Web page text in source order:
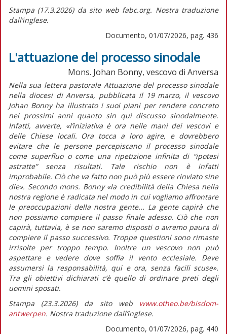
Stampa (17.3.2026) da sito web fabc.org. Nostra traduzione
dall’inglese.
Documento, 01/07/2026, pag. 436
L'attuazione del processo sinodale
Mons. Johan Bonny, vescovo di Anversa
Nella sua lettera pastoraleAttuazione del processo sinodale
nella diocesi di Anversa, pubblicata il 19 marzo, il vescovo
Johan Bonny ha illustrato i suoi piani per rendere concreto
nei prossimi anni quanto sin qui discusso sinodalmente.
Infatti, avverte, «l’iniziativa è ora nelle mani dei vescovi e
delle Chiese locali. Ora tocca a loro agire, e dovrebbero
evitare che le persone percepiscano il processo sinodale
come superfluo o come una ripetizione infinita di “ipotesi
astratte” senza risultati. Tale rischio non è infatti
improbabile. Ciò che va fatto non può più essere rinviato sine
die». Secondo mons. Bonny«la credibilità della Chiesa nella
nostra regione è radicata nel modo in cui vogliamo affrontare
le preoccupazioni della nostra gente... La gente capirà che
non possiamo compiere il passo finale adesso. Ciò che non
capirà, tuttavia, è se non saremo disposti o avremo paura di
compiere il passo successivo. Troppe questioni sono rimaste
irrisolte per troppo tempo. Inoltre un vescovo non può
aspettare e vedere dove soffia il vento ecclesiale. Deve
assumersi la responsabilità, qui e ora, senza facili scuse».
Tra gli obiettivi dichiarati c’è quello di ordinare preti degli
uomini sposati.
Stampa (23.3.2026) da sito web
www.otheo.be/bisdom-
antwerpen. Nostra traduzione dall’inglese.
Documento, 01/07/2026, pag. 440